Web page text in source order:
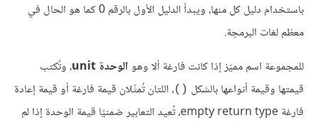
باستخدام دليل كل منها، ويبدأ الدليل الأول بالرقم 0 كما هو الحال في
معظم لغات البرمجة.
للمجموعة اسم مميّز إذا كانت فارغة ألا وهوالوحدة unit
، وتُكتب
قيمتها وقيمة أنواعها بالشكل ()، اللتان تُمثّلان قيمة فارغة أو قيمة إعادة
فارغة empty return type، تُعيد التعابير ضمنيًا قيمة الوحدة إذا لم